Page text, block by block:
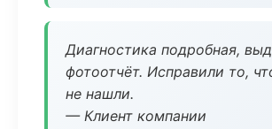
Диагностика подробная,
фотоотчёт. Исправили то,
не нашли.
— Клиент компании